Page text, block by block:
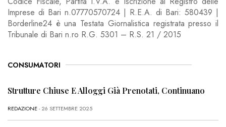
Imprese di Bari n.07770570724 | R.E.A. di Bari: 580439 |
Borderline24 è una Testata Giornalistica registrata presso il
Tribunale di Bari n.ro R.G. 5301 – R.S. 21 / 2015
CONSUMATORI
Strutture Chiuse E Alloggi Già Prenotati, Continuano
REDAZIONE- 26 SETTEMBRE 2025